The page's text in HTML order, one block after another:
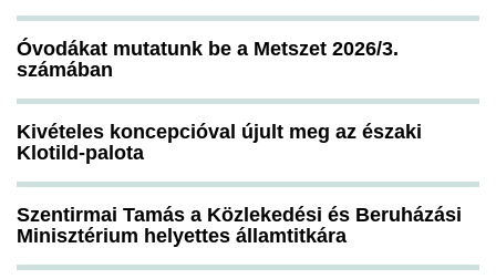
Óvodákat mutatunk be a Metszet 2026/3.
számában
Kivételes koncepcióval újult meg az északi
Klotild-palota
Szentirmai Tamás a Közlekedési és Beruházási
Minisztérium helyettes államtitkára